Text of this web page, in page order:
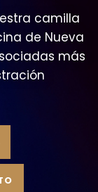
camilla
de Nueva
más